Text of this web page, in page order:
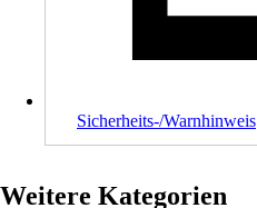
Sicherheits-/Warnhinweis
Weitere Kategorien